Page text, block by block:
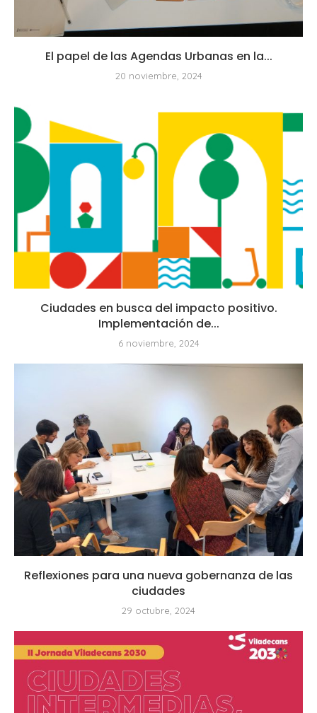
El papel de las Agendas Urbanas en la...
20 noviembre, 2024
Ciudades en busca del impacto positivo.
Implementación de...
6 noviembre, 2024
Reflexiones para una nueva gobernanza de las
ciudades
29 octubre, 2024